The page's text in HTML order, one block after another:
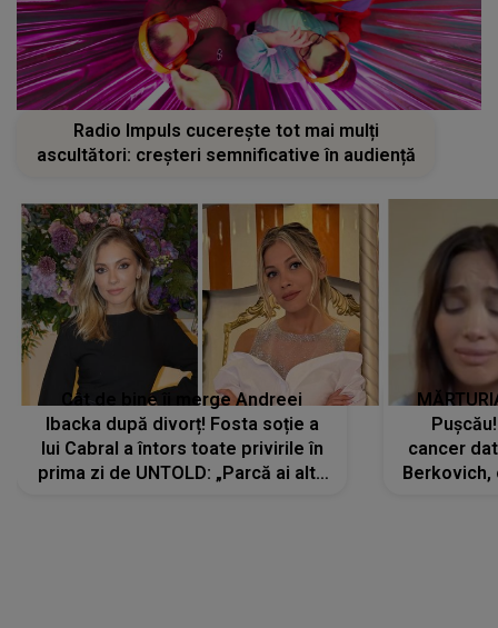
Radio Impuls cucerește tot mai mulți
ascultători: creșteri semnificative în audiență
Cât de bine îi merge Andreei
Ibacka după divorț! Fosta soție a
lui Cabral a întors toate privirile în
prima zi de UNTOLD: „Parcă ai altă
cancer
Berkovich,